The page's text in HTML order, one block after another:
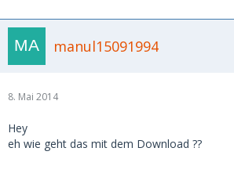
manul15091994
8. Mai 2014
Hey
eh wie geht das mit dem Download ??